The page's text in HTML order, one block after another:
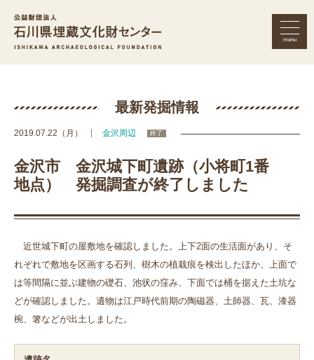
menu
最新発掘情報
2019.07.22（月） 金沢周辺 終了
金沢市 金沢城下町遺跡（小将町1番
地点） 発掘調査が終了しました
近世城下町の屋敷地を確認しました。上下2面の生活面があり、そ
れぞれで敷地を区画する石列、樹木の植栽痕を検出したほか、上面で
は等間隔に並ぶ建物の礎石、池状の窪み、下面では桶を据えた土坑な
どが確認しました。遺物は江戸時代前期の陶磁器、土師器、瓦、漆器
椀、箸などが出土しました。